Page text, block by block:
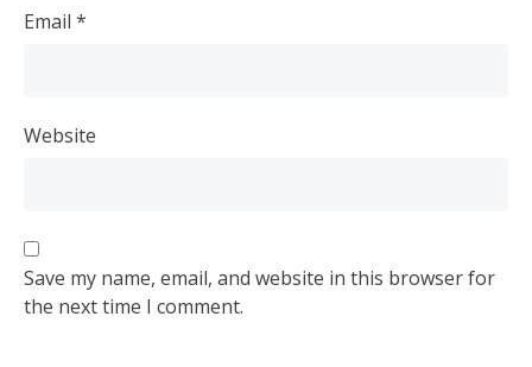
Email *
Website
Save my name, email, and website in this browser for
the next time I comment.